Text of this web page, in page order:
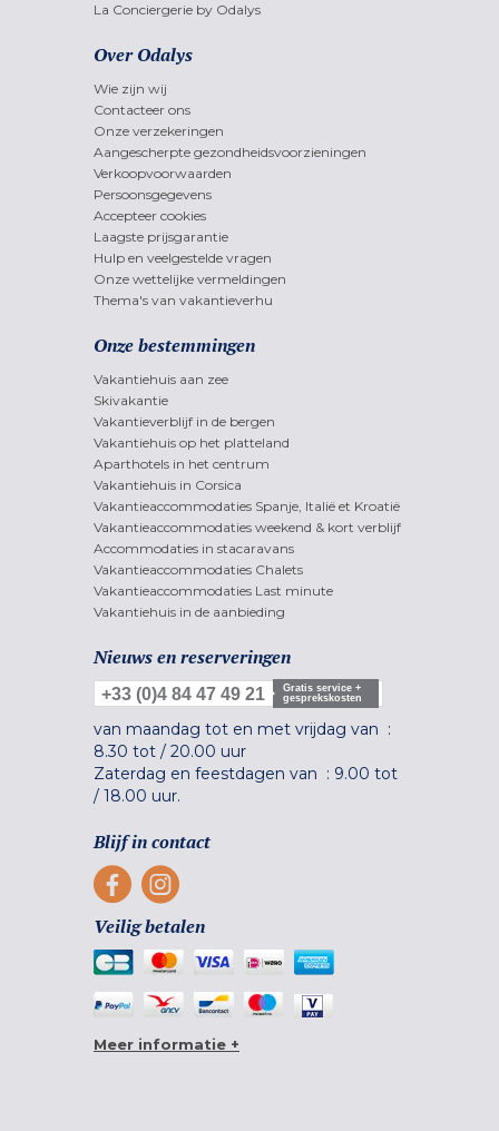
La Conciergerie by Odalys
Over Odalys
Wie zijn wij
Contacteer ons
Onze verzekeringen
Aangescherpte gezondheidsvoorzieningen
Verkoopvoorwaarden
Persoonsgegevens
Accepteer cookies
Laagste prijsgarantie
Hulp en veelgestelde vragen
Onze wettelijke vermeldingen
Thema's van vakantieverhu
Onze bestemmingen
Vakantiehuis aan zee
Skivakantie
Vakantieverblijf in de bergen
Vakantiehuis op het platteland
Aparthotels in het centrum
Vakantiehuis in Corsica
Vakantieaccommodaties Spanje, Italië et Kroatië
Vakantieaccommodaties weekend & kort verblijf
Accommodaties in stacaravans
Vakantieaccommodaties Chalets
Vakantieaccommodaties Last minute
Vakantiehuis in de aanbieding
Nieuws en reserveringen
+33 (0)4 84 47 49 21
Gratis service +
gesprekskosten
van maandag tot en met vrijdag van :
8.30 tot / 20.00 uur
Zaterdag en feestdagen van : 9.00 tot
/ 18.00 uur.
Blijf in contact
Veilig betalen
Meer informatie +